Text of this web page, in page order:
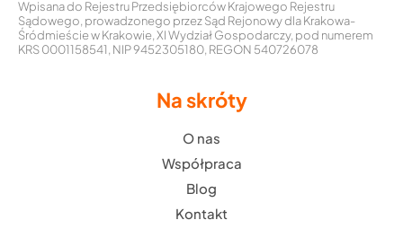
Wpisana do Rejestru Przedsiębiorców Krajowego Rejestru
Sądowego, prowadzonego przez Sąd Rejonowy dla Krakowa-
Śródmieście w Krakowie, XI Wydział Gospodarczy, pod numerem
KRS 0001158541, NIP 9452305180, REGON 540726078
Na skróty
O nas
Współpraca
Blog
Kontakt